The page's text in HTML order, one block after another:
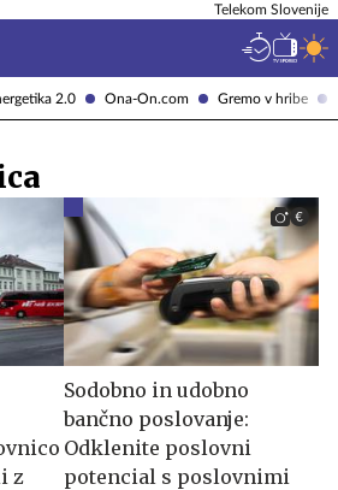
2.0 Ona-On.com Gremo v hribe
Telekom Slovenije
z
Sodobno in udobno
bančno poslovanje:
Odklenite poslovni
potencial s poslovnimi